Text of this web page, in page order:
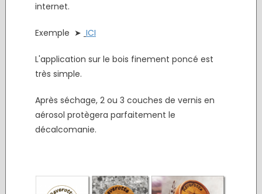
internet.
Exemple ➤ ICI
L'application sur le bois finement poncé est
très simple.
Après séchage, 2 ou 3 couches de vernis en
aérosol protègera parfaitement le
décalcomanie.